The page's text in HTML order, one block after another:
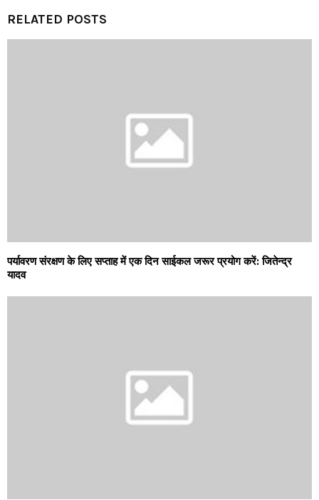
RELATED POSTS
पर्यावरण संरक्षण के लिए सप्ताह में एक दिन साईकल जरूर प्रयोग करें: जितेन्द्र
यादव